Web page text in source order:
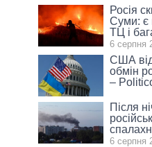
Росія
Суми: є
ТЦ і
6 серпня
США
обмін
–
Після
6 серпня